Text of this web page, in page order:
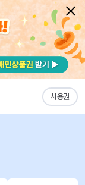
사용권